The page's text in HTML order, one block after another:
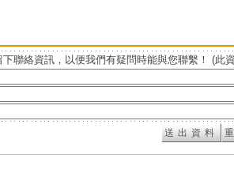
下聯絡資訊，以便我們有疑問時能與您聯繫！ (此